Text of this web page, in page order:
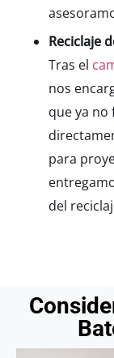
Reciclaje
Tras el
nos
que ya no
para
del